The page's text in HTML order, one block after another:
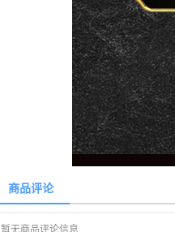
商品评论
暂无商品评论信息